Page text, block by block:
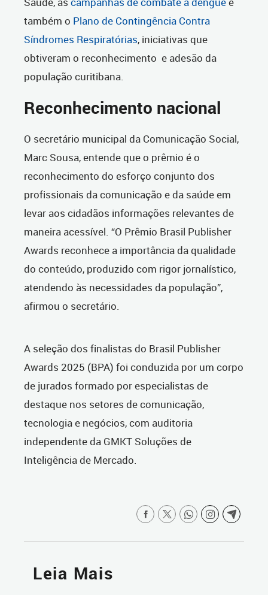
também o Plano de Contingência Contra
Síndromes Respiratórias, iniciativas que
obtiveram o reconhecimento e adesão da
população curitibana.
Reconhecimento nacional
O secretário municipal da Comunicação Social,
Marc Sousa, entende que o prêmio é o
reconhecimento do esforço conjunto dos
profissionais da comunicação e da saúde em
levar aos cidadãos informações relevantes de
maneira acessível. “O Prêmio Brasil Publisher
Awards reconhece a importância da qualidade
do conteúdo, produzido com rigor jornalístico,
atendendo às necessidades da população”,
afirmou o secretário.
A seleção dos finalistas do Brasil Publisher
Awards 2025 (BPA) foi conduzida por um corpo
de jurados formado por especialistas de
destaque nos setores de comunicação,
tecnologia e negócios, com auditoria
independente da GMKT Soluções de
Inteligência de Mercado.
Leia Mais